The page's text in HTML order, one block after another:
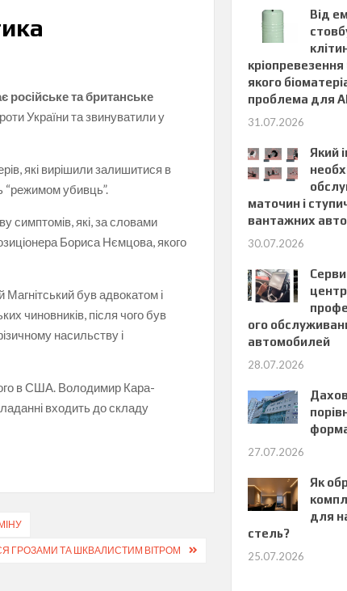
російське та британське
України та звинуватили у
які вирішили залишитися в
“режимом убивць”.
симптомів, які, за словами
Бориса Нємцова, якого
Магнітський був адвокатом і
чиновників, після чого був
насильству і
в США. Володимир Кара-
входить до складу
ГРОЗАМИ ТА ШКВАЛИСТИМ ВІТРОМ
Від
якого
проблема для
31.07.2026
Який
маточин і
вантажних
30.07.2026
ого
автомобилей
28.07.2026
27.07.2026
Як
для
стель?
25.07.2026